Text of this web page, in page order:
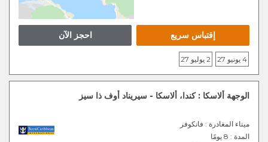
احجز الآن إقتباس سريع
4 يونيو 27 2 يوليو 27
الوجهة ألاسكا : كندا، ألاسكا - سيريناد أوف ذا سيز
ميناء المغادرة : فانكوفر
المدة : 8 يومًا